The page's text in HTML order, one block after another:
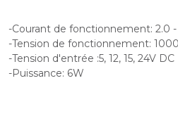
-Courant de fonctionnement: 2.0
-Tension de fonctionnement:
-Tension d'entrée :5, 12, 15, 24V DC
-Puissance: 6W